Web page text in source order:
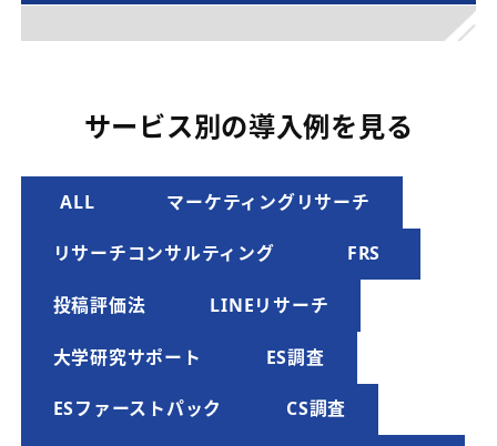
サービス別の導入例を見る
ALL マーケティングリサーチ
リサーチコンサルティング FRS
投稿評価法 LINEリサーチ
大学研究サポート ES調査
ESファーストパック CS調査